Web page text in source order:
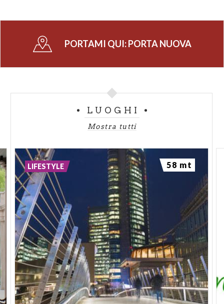
PORTAMI QUI:PORTA NUOVA
LUOGHI
Mostra tutti
LIFESTYLE 58 mt